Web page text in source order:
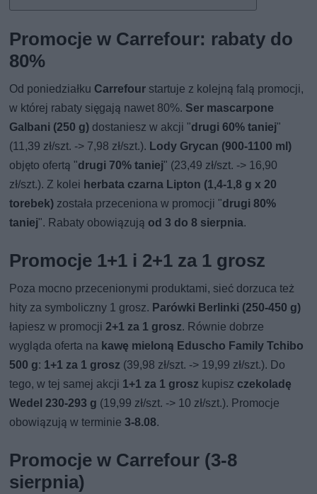
Promocje w Carrefour: rabaty do
80%
Od poniedziałku Carrefour startuje z kolejną falą promocji,
w której rabaty sięgają nawet 80%. Ser mascarpone
Galbani (250 g) dostaniesz w akcji "drugi 60% taniej"
(11,39 zł/szt. -> 7,98 zł/szt.). Lody Grycan (900-1100 ml)
objęto ofertą "drugi 70% taniej" (23,49 zł/szt. -> 16,90
zł/szt.). Z kolei herbata czarna Lipton (1,4-1,8 g x 20
torebek) została przeceniona w promocji "drugi 80%
taniej". Rabaty obowiązują od 3 do 8 sierpnia.
Promocje 1+1 i 2+1 za 1 grosz
Poza mocno przecenionymi produktami, sieć dorzuca też
hity za symboliczny 1 grosz. Parówki Berlinki (250-450 g)
łapiesz w promocji2+1 za 1 grosz. Równie dobrze
wygląda oferta na kawę mieloną Eduscho Family Tchibo
500 g: 1+1 za 1 grosz (39,98 zł/szt. -> 19,99 zł/szt.). Do
tego, w tej samej akcji 1+1 za 1 grosz kupisz czekoladę
Wedel 230-293 g (19,99 zł/szt. -> 10 zł/szt.). Promocje
obowiązują w terminie3-8.08.
Promocje w Carrefour (3-8
sierpnia)